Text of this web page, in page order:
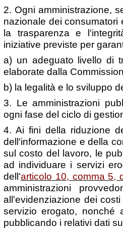
2. Ogni amministrazione,
nazionale dei consumatori
la trasparenza e
iniziative previste per
a) un adeguato livello di
elaborate dalla
b) la legalità e lo sviluppo
3. Le amministrazioni
ogni fase del ciclo di
4. Ai fini della riduzione
dell'informazione e della
sul costo del lavoro, le
ad individuare i servizi
dell'articolo 10, comma 5,
amministrazioni
all'evidenziazione dei
servizio erogato, nonché
pubblicando i relativi dati